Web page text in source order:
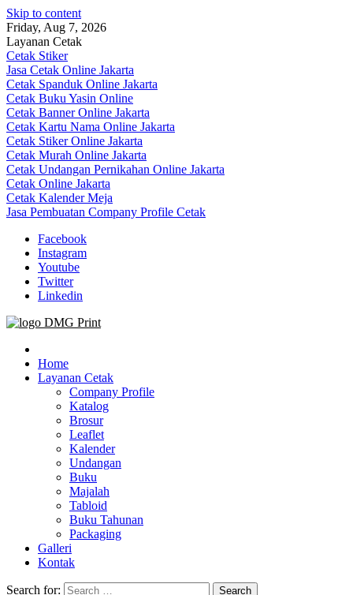
Skip to content
Friday, Aug 7, 2026
Layanan Cetak
Cetak Stiker
Jasa Cetak Online Jakarta
Cetak Spanduk Online Jakarta
Cetak Buku Yasin Online
Cetak Banner Online Jakarta
Cetak Kartu Nama Online Jakarta
Cetak Stiker Online Jakarta
Cetak Murah Online Jakarta
Cetak Undangan Pernikahan Online Jakarta
Cetak Online Jakarta
Cetak Kalender Meja
Jasa Pembuatan Company Profile Cetak
Facebook
Instagram
Youtube
Twitter
Linkedin
Jasa Cetak Online DMG Printing
Home
Layanan Cetak
Company Profile
Katalog
Brosur
Leaflet
Kalender
Undangan
Buku
Majalah
Tabloid
Buku Tahunan
Packaging
Galleri
Kontak
Search for: